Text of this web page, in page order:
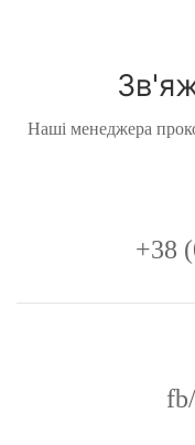
Наші менеджера
+38